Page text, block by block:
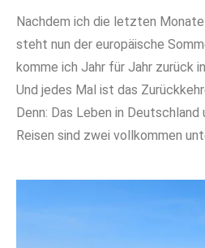
Nachdem ich die letzten
steht nun der europäische
komme ich Jahr für Jahr zurück
Und jedes Mal ist das
Denn: Das Leben in
Reisen sind zwei vollkommen